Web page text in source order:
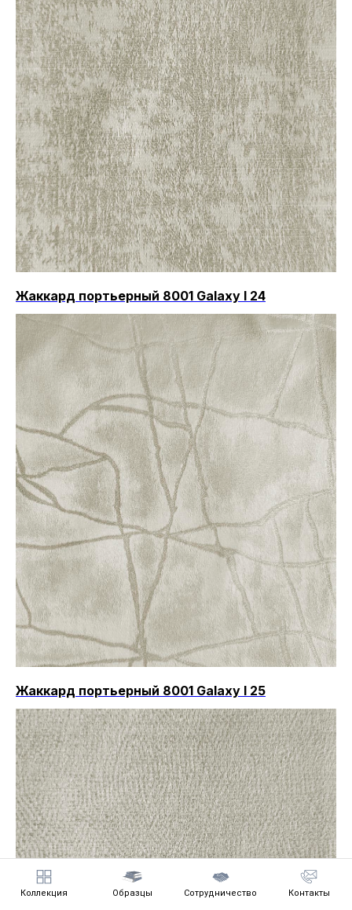
Коллекция Образцы Сотрудничество Контакты
Жаккард портьерный 8001 Galaxy I 24
Жаккард портьерный 8001 Galaxy I 25